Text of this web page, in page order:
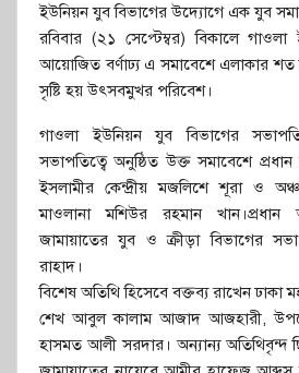
ইউনিয়ন যুব বিভাগের উদ্যোগে এক যুব
রবিবার (২১ সেপ্টেম্বর) বিকালে
আয়োজিত বর্ণাঢ্য এ সমাবেশে এলাকার
সৃষ্টি হয় উৎসবমুখর পরিবেশ।
গাওলা ইউনিয়ন যুব বিভাগের
সভাপতিত্বে অনুষ্ঠিত উক্ত সমাবেশে
ইসলামীর কেন্দ্রীয় মজলিশে শূরা ও
মাওলানা মশিউর রহমান
জামায়াতের যুব ও ক্রীড়া বিভাগের
রাহাদ।
বিশেষ অতিথি হিসেবে বক্তব্য রাখেন ঢাকা
শেখ আবুল কালাম আজাদ আজহারী,
হাসমত আলী সরদার। অন্যান্য অতিথিবৃন্দ